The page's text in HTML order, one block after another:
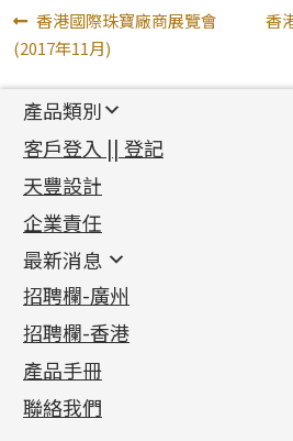
文
章
導
覽
上
一
文
章:
香港國際珠寶廠商展覽會
(2017年11月)
下
香
產品類別
新產品
足金系列
足金配件
機織鏈系列
珠仔鏈
镶口链
管狀網鏈
十字車花鏈系列
十字閃O鏈系列
十字錘打鏈系列
側身車花鏈系列
側身鏈系列
首飾配件
耳環類配件
卷迫系列
螺絲迫系列
梅花迫系列
平臺迫系列
綫拍系列
美拍系列
鏈類配件
動感車花吊墜
調節珠系列
生圈扣系列
龍蝦扣系列
鴨俐制系列
其他類配件
珠盤系列
袖口鈕系列
焊片及鐳射綫
空心車花管
珠類配件
無孔光身珠
空心光身珠
無孔批花珠
鑲口類
四爪頭系列
六爪頭系列
車花片
動感車花片
鑲口戒指
鑲口手鏈系列
首飾系列
手镯系列
戒指系列
空心耳環
空心车花管首饰链
空心手鐲系列
貴金屬原料
千足金
記憶金屬系列
記憶戒指
拉簧珠珠手鏈
記憶鈦手鐲
客戶登入 || 登記
天豐設計
企業責任
最新消息
最新消息
各項證書(2)
相片集(9)
展覽會資訊
最新產品資訊
招聘欄-廣州
招聘欄-香港
產品手冊
聯絡我們